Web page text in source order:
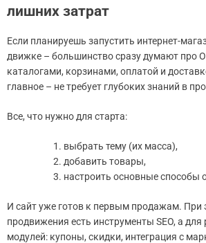
лишних затрат
Если планируешь запустить интернет-
движке – большинство сразу думают про
каталогами, корзинами, оплатой и
главное – не требует глубоких знаний в
Все, что нужно для старта:
выбрать тему (их масса),
добавить товары,
настроить основные способы
И сайт уже готов к первым продажам. При
продвижения есть инструменты SEO, а
модулей: купоны, скидки, интеграция с